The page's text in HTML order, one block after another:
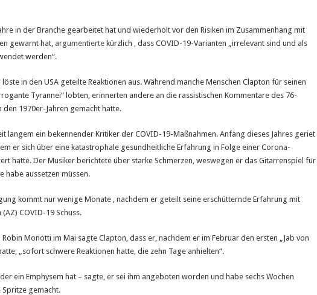
in der Branche gearbeitet hat und wiederholt vor den Risiken im Zusammenhang mit
gewarnt hat, argumentiertekürzlich ,dass COVID-19-Varianten „irrelevant sind und als
werden“.
in den USA geteilte Reaktionen aus. Während manche Menschen Clapton für seinen
Tyrannei“ lobten, erinnerten andere an die rassistischen Kommentare des 76-
den 1970er-Jahren gemacht hatte.
langem ein bekennender Kritiker der COVID-19-Maßnahmen. Anfang dieses Jahres geriet
er sich über eine katastrophale gesundheitliche Erfahrung in Folge einer Corona-
hatte. Der Musiker berichtete über starke Schmerzen, weswegen er das Gitarrenspiel für
habe aussetzen müssen.
kommt nur wenige Monate , nachdem er geteiltseine erschütternde Erfahrung mit
COVID-19 Schuss.
Monotti im Mai sagte Clapton, dass er, nachdem er im Februar den ersten „Jab von
„sofort schwere Reaktionen hatte, die zehn Tage anhielten“.
ein Emphysem hat – sagte, er sei ihm angeboten worden und habe sechs Wochen
gemacht.